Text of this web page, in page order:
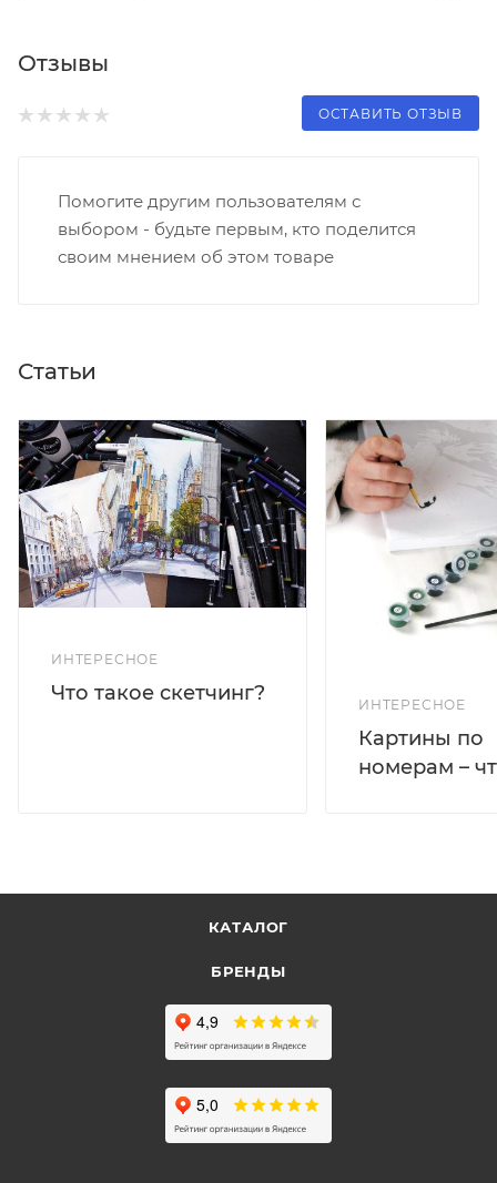
Отзывы
ОСТАВИТЬ ОТЗЫВ
Помогите другим пользователям с
выбором - будьте первым, кто поделится
своим мнением об этом товаре
Статьи
ИНТЕРЕСНОЕ
Что такое скетчинг?
ИНТЕРЕСНОЕ
Картины по
номерам –
КАТАЛОГ
БРЕНДЫ